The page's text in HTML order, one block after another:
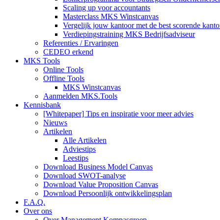
Scaling up voor accountants
Masterclass MKS Winstcanvas
Vergelijk jouw kantoor met de best scorende
Verdiepingstraining MKS Bedrijfsadviseur
Referenties / Ervaringen
CEDEO erkend
MKS Tools
Online Tools
Offline Tools
MKS Winstcanvas
Aanmelden MKS.Tools
Kennisbank
[Whitepaper] Tips en inspiratie voor meer advies
Nieuws
Artikelen
Alle Artikelen
Adviestips
Leestips
Download Business Model Canvas
Download SWOT-analyse
Download Value Proposition Canvas
Download Persoonlijk ontwikkelingsplan
F.A.Q.
Over ons